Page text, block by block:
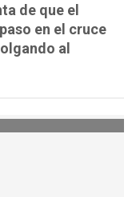
de que el
en el cruce
al